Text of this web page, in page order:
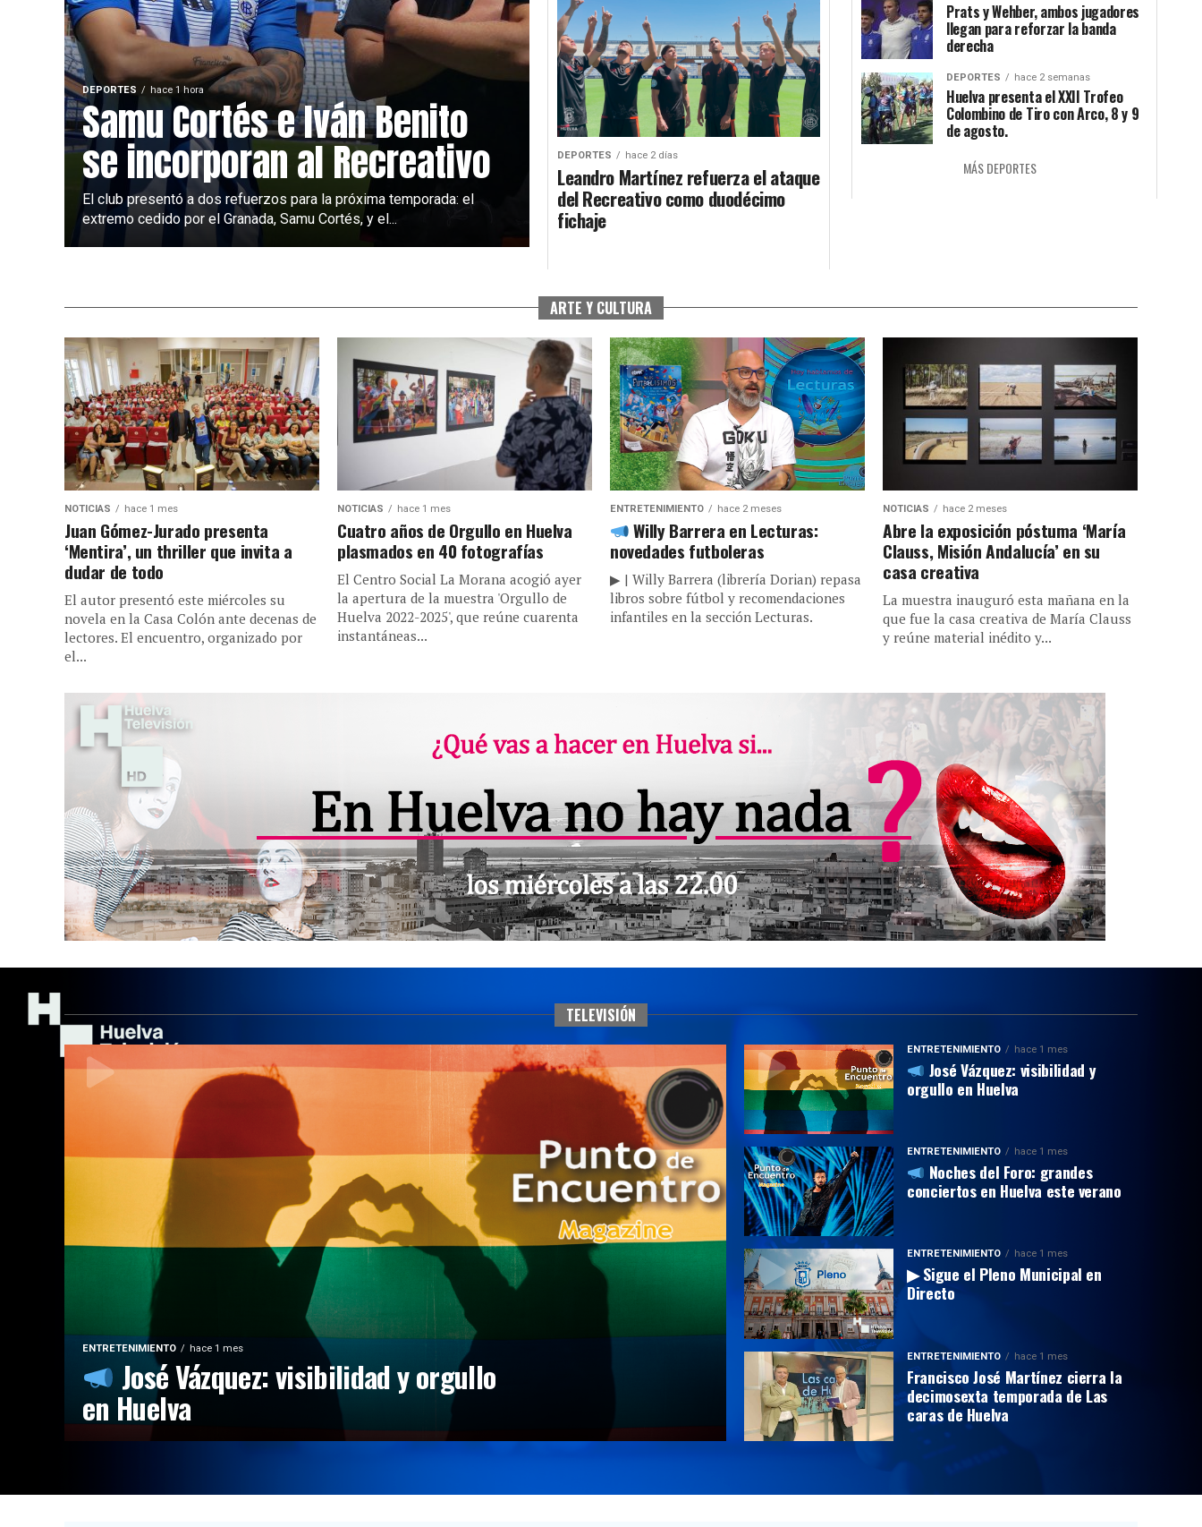
DEPORTES hace 1 hora
Samu Cortés e Iván Benito
se incorporan al Recreativo
El club presentó a dos refuerzos para la próxima temporada: el
extremo cedido por el Granada, Samu Cortés, y el...
DEPORTES hace 2 días
Leandro Martínez refuerza el ataque
del Recreativo como duodécimo
fichaje
Prats y Wehber, ambos jugadores
llegan para reforzar la banda
derecha
DEPORTES hace 2 semanas
Huelva presenta el XXII Trofeo
Colombino de Tiro con Arco, 8 y 9
de agosto.
MÁS DEPORTES
ARTE Y CULTURA
NOTICIAS hace 1 mes
Juan Gómez-Jurado presenta
‘Mentira’, un thriller que invita a
dudar de todo
El autor presentó este miércoles su
novela en la Casa Colón ante decenas de
lectores. El encuentro, organizado por
el...
NOTICIAS hace 1 mes
Cuatro años de Orgullo en Huelva
plasmados en 40 fotografías
El Centro Social La Morana acogió ayer
la apertura de la muestra 'Orgullo de
Huelva 2022-2025', que reúne cuarenta
instantáneas...
ENTRETENIMIENTO hace 2 meses
Willy Barrera en Lecturas:
novedades futboleras
▶ | Willy Barrera (librería Dorian) repasa
libros sobre fútbol y recomendaciones
infantiles en la sección Lecturas.
NOTICIAS hace 2 meses
Abre la exposición póstuma ‘María
Clauss, Misión Andalucía’ en su
casa creativa
La muestra inauguró esta mañana en la
que fue la casa creativa de María Clauss
y reúne material inédito y...
TELEVISIÓN
ENTRETENIMIENTO hace 1 mes
José Vázquez: visibilidad y orgullo
en Huelva
ENTRETENIMIENTO hace 1 mes
José Vázquez: visibilidad y
orgullo en Huelva
ENTRETENIMIENTO hace 1 mes
Noches del Foro: grandes
conciertos en Huelva este verano
ENTRETENIMIENTO hace 1 mes
▶ Sigue el Pleno Municipal en
Directo
ENTRETENIMIENTO hace 1 mes
Francisco José Martínez cierra la
decimosexta temporada de Las
caras de Huelva